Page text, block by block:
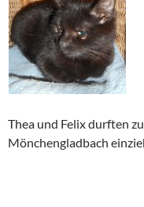
Thea und Felix durften
Mönchengladbach